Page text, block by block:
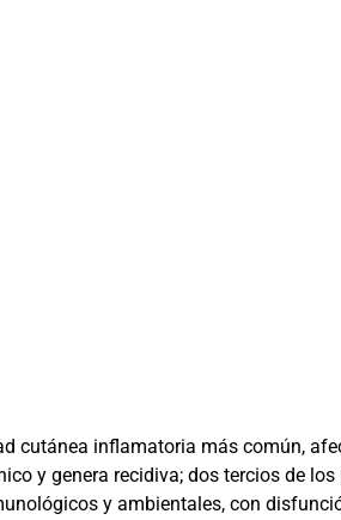
cutánea inflamatoria más común,
y genera recidiva; dos tercios de
y ambientales, con